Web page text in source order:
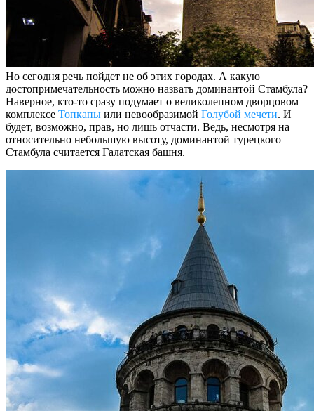
Но сегодня речь пойдет не об этих городах. А какую
достопримечательность можно назвать доминантой Стамбула?
Наверное, кто-то сразу подумает о великолепном дворцовом
комплексе Топкапы или невообразимой Голубой мечети. И
будет, возможно, прав, но лишь отчасти. Ведь, несмотря на
относительно небольшую высоту, доминантой турецкого
Стамбула считается Галатская башня.